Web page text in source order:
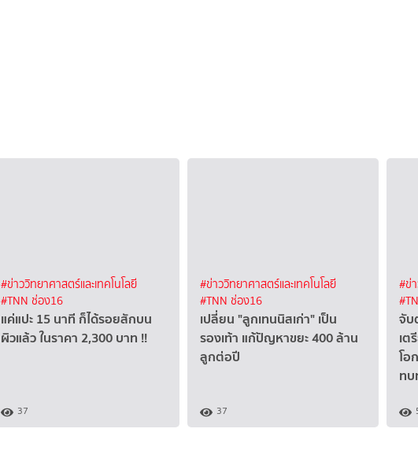
#ข่าววิทยาศาสตร์และเทคโนโลยี
#TNN ช่อง16
แค่แปะ 15 นาที ก็ได้รอยสักบน
ผิวแล้ว ในราคา 2,300 บาท !!
37
#ข่าววิทยาศาสตร์และเทคโนโลยี
#TNN ช่อง16
เปลี่ยน "ลูกเทนนิสเก่า" เป็น
รองเท้า แก้ปัญหาขยะ 400 ล้าน
ลูกต่อปี
37
#ข่
จับ
เต
โอ
ท